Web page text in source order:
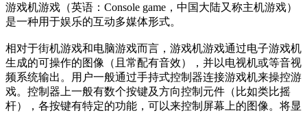
游戏机游戏（英语：Console game，中国大陆又称主机游戏）
是一种用于娱乐的互动多媒体形式。
相对于街机游戏和电脑游戏而言，游戏机游戏通过电子游戏机
生成的可操作的图像（且常配有音效），并以电视机或等音视
频系统输出。用户一般通过手持式控制器连接游戏机来操控游
戏。控制器上一般有数个按键及方向控制元件（比如类比摇
杆），各按键有特定的功能，可以来控制屏幕上的图像。将显